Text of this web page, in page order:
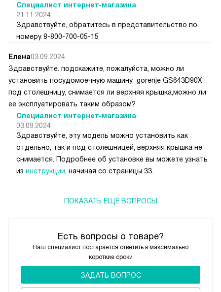
Есть вопросы о товаре?
Наш специалист постарается ответить в максимально
короткие сроки
ЗАДАТЬ ВОПРОС
Специалист интернет-магазина
21.11.2024
Здравствуйте, обратитесь в представительство по
номеру 8-800-700-05-15
Елена03.09.2024
Здравствуйте. подскажите, пожалуйста, можно ли
установить посудомоечную машину gorenje GS643D90X
под столешницу, снимается ли верхняя крышка,можно ли
ее эксплуатировать таким образом?
Специалист интернет-магазина
03.09.2024
Здравствуйте, эту модель можно установить как
отдельно, так и под столешницей, верхняя крышка не
снимается. Подробнее об установке вы можете узнать
из инструкции , начиная со страницы 33.
ПОКАЗАТЬ ЕЩЁ ВОПРОСЫ